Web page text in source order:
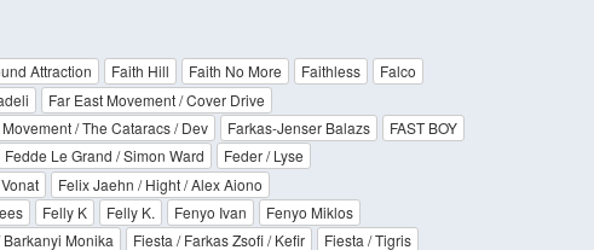
Attraction Faith Hill Faith No More Faithless
Falco
Far East Movement / Cover Drive
/ The Cataracs / Dev Farkas-Jenser Balazs
FAST BOY
Fedde Le Grand / Simon Ward
Feder / Lyse
Felix Jaehn / Hight / Alex Aiono
Felly K Felly K. Fenyo Ivan
Fenyo Miklos
Barkanyi Monika Fiesta / Farkas Zsofi / Kefir Fiesta / Tigris